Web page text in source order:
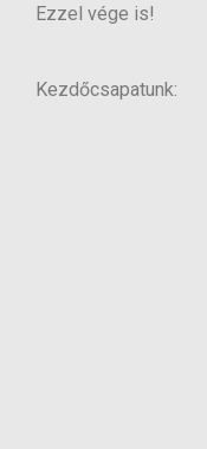
Ezzel vége is!
Kezdőcsapatunk: